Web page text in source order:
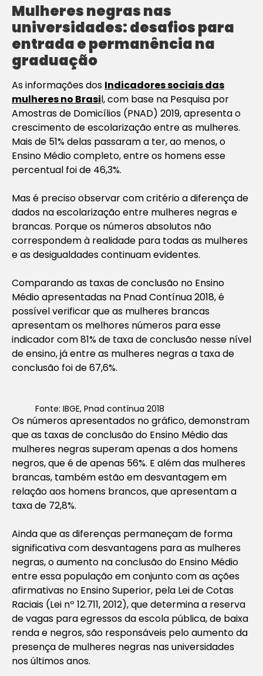
Mulheres negras nas
universidades: desafios para
entrada e permanência na
graduação
As informações dos Indicadores sociais das
mulheres no Brasil, com base na Pesquisa por
Amostras de Domicílios (PNAD) 2019, apresenta o
crescimento de escolarização entre as mulheres.
Mais de 51% delas passaram a ter, ao menos, o
Ensino Médio completo, entre os homens esse
percentual foi de 46,3%.
Mas é preciso observar com critério a diferença de
dados na escolarização entre mulheres negras e
brancas. Porque os números absolutos não
correspondem à realidade para todas as mulheres
e as desigualdades continuam evidentes.
Comparando as taxas de conclusão no Ensino
Médio apresentadas na Pnad Contínua 2018, é
possível verificar que as mulheres brancas
apresentam os melhores números para esse
indicador com 81% de taxa de conclusão nesse nível
de ensino, já entre as mulheres negras a taxa de
conclusão foi de 67,6%.
Fonte: IBGE, Pnad contínua 2018
Os números apresentados no gráfico, demonstram
que as taxas de conclusão do Ensino Médio das
mulheres negras superam apenas a dos homens
negros, que é de apenas 56%. E além das mulheres
brancas, também estão em desvantagem em
relação aos homens brancos, que apresentam a
taxa de 72,8%.
Ainda que as diferenças permaneçam de forma
significativa com desvantagens para as mulheres
negras, o aumento na conclusão do Ensino Médio
entre essa população em conjunto com as ações
afirmativas no Ensino Superior, pela Lei de Cotas
Raciais (Lei nº 12.711, 2012), que determina a reserva
de vagas para egressos da escola pública, de baixa
renda e negros, são responsáveis pelo aumento da
presença de mulheres negras nas universidades
nos últimos anos.